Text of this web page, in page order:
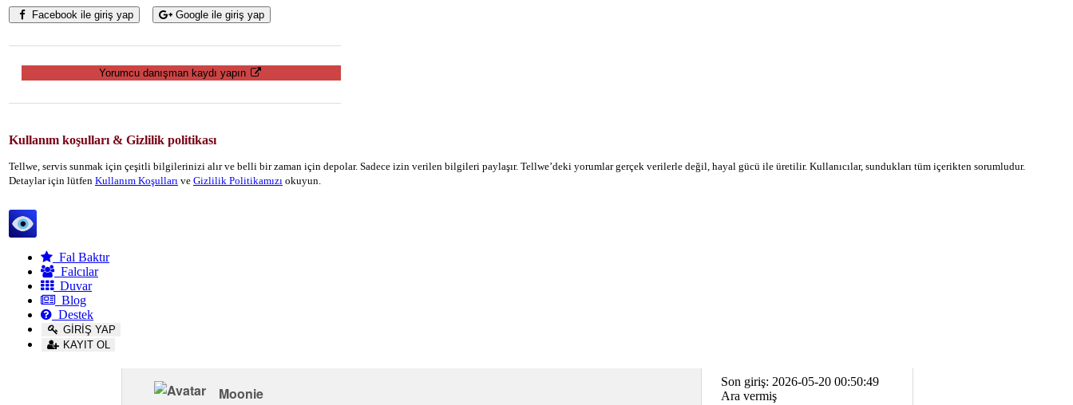
Facebook ile giriş yap Google ile giriş yap
Yorumcu danışman kaydı yapın
Kullanım koşulları & Gizlilik politikası
Tellwe, servis sunmak için çeşitli bilgilerinizi alır ve belli bir zaman için depolar. Sadece izin verilen bilgileri paylaşır. Tellwe’deki yorumlar gerçek verilerle değil, hayal gücü ile üretilir. Kullanıcılar, sundukları tüm içerikten sorumludur.
Detaylar için lütfen Kullanım Koşulları ve Gizlilik Politikamızı okuyun.
Fal Baktır
Falcılar
Duvar
Blog
Destek
GİRİŞ YAP
KAYIT OL
Son giriş: 2026-05-20 00:50:49
Ara vermiş
Moonie